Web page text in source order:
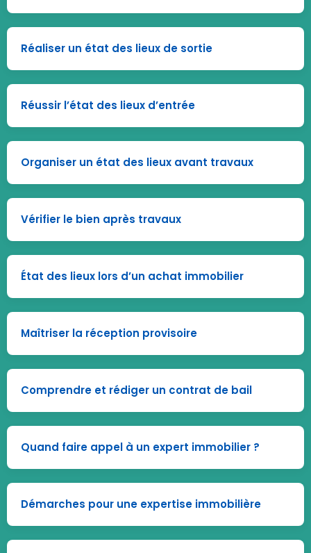
Réaliser un état des lieux de sortie
Réussir l’état des lieux d’entrée
Organiser un état des lieux avant travaux
Vérifier le bien après travaux
État des lieux lors d’un achat immobilier
Maîtriser la réception provisoire
Comprendre et rédiger un contrat de bail
Quand faire appel à un expert immobilier ?
Démarches pour une expertise immobilière